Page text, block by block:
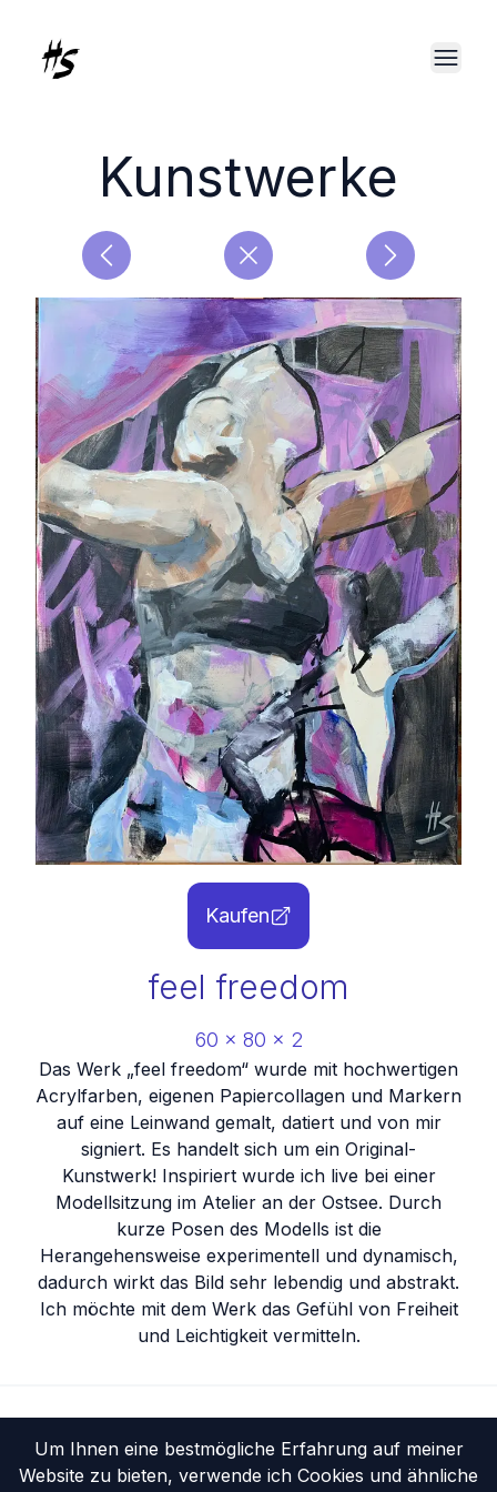
Kunstwerke
Kaufen
feel freedom
60 x 80 x 2
Das Werk „feel freedom“ wurde mit hochwertigen
Acrylfarben, eigenen Papiercollagen und Markern
auf eine Leinwand gemalt, datiert und von mir
signiert. Es handelt sich um ein Original-
Kunstwerk! Inspiriert wurde ich live bei einer
Modellsitzung im Atelier an der Ostsee. Durch
kurze Posen des Modells ist die
Herangehensweise experimentell und dynamisch,
dadurch wirkt das Bild sehr lebendig und abstrakt.
Ich möchte mit dem Werk das Gefühl von Freiheit
und Leichtigkeit vermitteln.
Um Ihnen eine bestmögliche Erfahrung auf meiner
Website zu bieten, verwende ich Cookies und ähnliche
Startseite Portfolio
Vita Ausstellungen